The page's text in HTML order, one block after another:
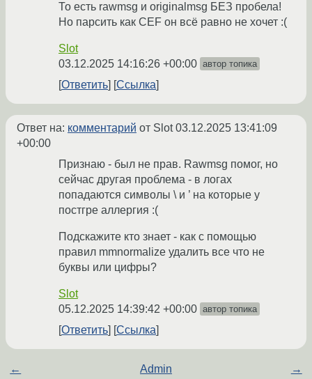
То есть rawmsg и originalmsg БЕЗ пробела!
Но парсить как CEF он всё равно не хочет :(
Slot
03.12.2025 14:16:26 +00:00 автор топика
Ответить Ссылка
Ответ на: комментарий от Slot03.12.2025 13:41:09
+00:00
Признаю - был не прав. Rawmsg помог, но
сейчас другая проблема - в логах
попадаются символы \ и ’ на которые у
постгре аллергия :(
Подскажите кто знает - как с помощью
правил mmnormalize удалить все что не
буквы или цифры?
Slot
05.12.2025 14:39:42 +00:00 автор топика
Ответить Ссылка
← Admin →